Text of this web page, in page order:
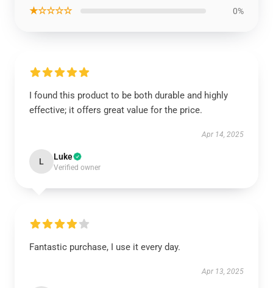
★☆☆☆☆ 0%
I found this product to be both durable and highly
effective; it offers great value for the price.
Apr 14, 2025
L Luke
Verified owner
Fantastic purchase, I use it every day.
Apr 13, 2025